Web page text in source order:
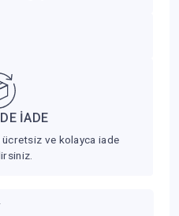
İADE
ve kolayca iade